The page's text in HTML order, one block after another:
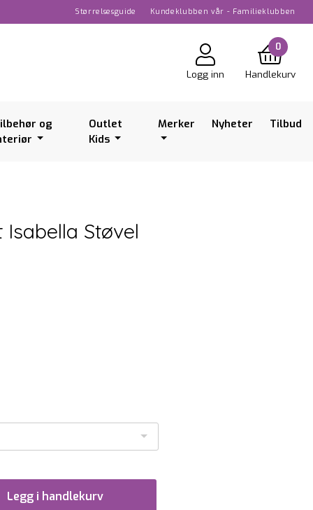
Størrelsesguide Kundeklubben vår - Familieklubben
Logg inn
0
Handlekurv
og
Outlet
Kids
Merker Nyheter Tilbud
Støvel
Legg i handlekurv